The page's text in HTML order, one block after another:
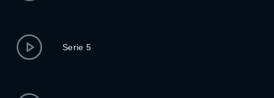
Serie 5